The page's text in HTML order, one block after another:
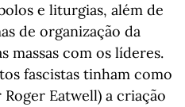
e liturgias, além de
de organização da
massas com os líderes.
fascistas tinham como
Eatwell) a criação